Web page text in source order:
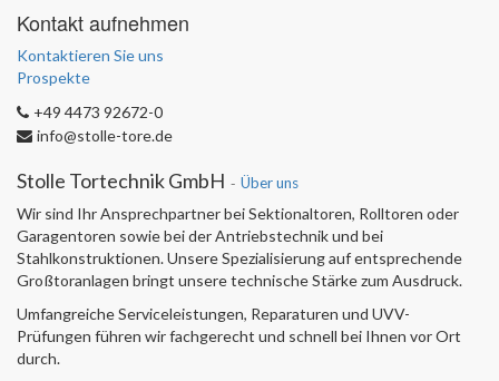
Kontakt aufnehmen
Kontaktieren Sie uns
Prospekte
+49 4473 92672-0
info@stolle-tore.de
Stolle Tortechnik GmbH - Über uns
Wir sind Ihr Ansprechpartner bei Sektionaltoren, Rolltoren oder
Garagentoren sowie bei der Antriebstechnik und bei
Stahlkonstruktionen. Unsere Spezialisierung auf entsprechende
Großtoranlagen bringt unsere technische Stärke zum Ausdruck.
Umfangreiche Serviceleistungen, Reparaturen und UVV-
Prüfungen führen wir fachgerecht und schnell bei Ihnen vor Ort
durch.